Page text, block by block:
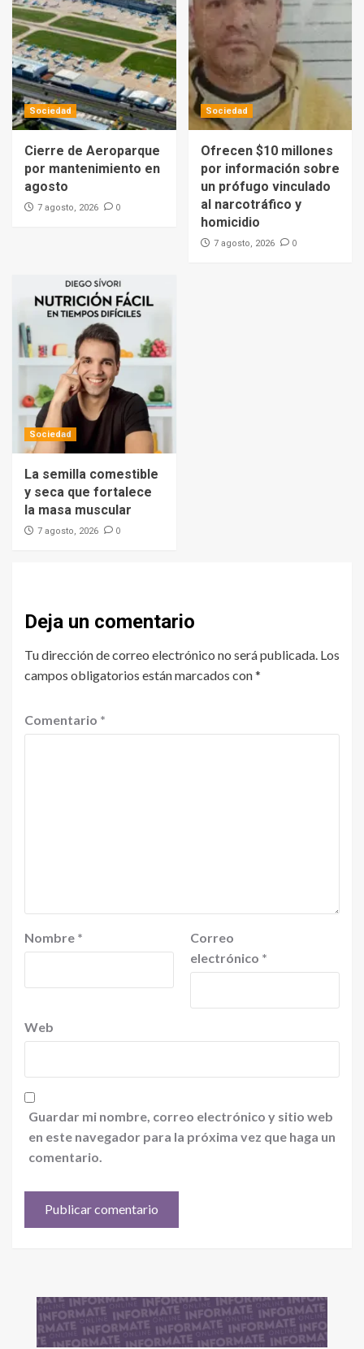
Sociedad
Cierre de Aeroparque
por mantenimiento en
agosto
7 agosto, 2026 0
Sociedad
Ofrecen $10 millones
por información sobre
un prófugo vinculado
al narcotráfico y
homicidio
7 agosto, 2026 0
Sociedad
La semilla comestible
y seca que fortalece
la masa muscular
7 agosto, 2026 0
Deja un comentario
Tu dirección de correo electrónico no será publicada. Los
campos obligatorios están marcados con*
Comentario *
Nombre *
Correo
electrónico *
Web
Guardar mi nombre, correo electrónico y sitio web
en este navegador para la próxima vez que haga un
comentario.